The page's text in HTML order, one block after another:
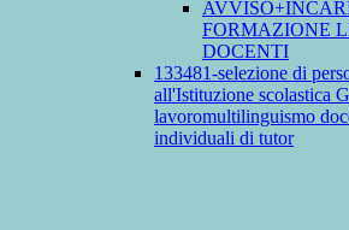
FORMAZIONE
DOCENTI
133481-selezione di
all'Istituzione scolastica
lavoromultilinguismo
individuali di tutor